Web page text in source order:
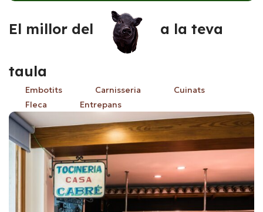
El millor del a la teva
taula
Embotits Carnisseria
Cuinats
Fleca
Entrepans